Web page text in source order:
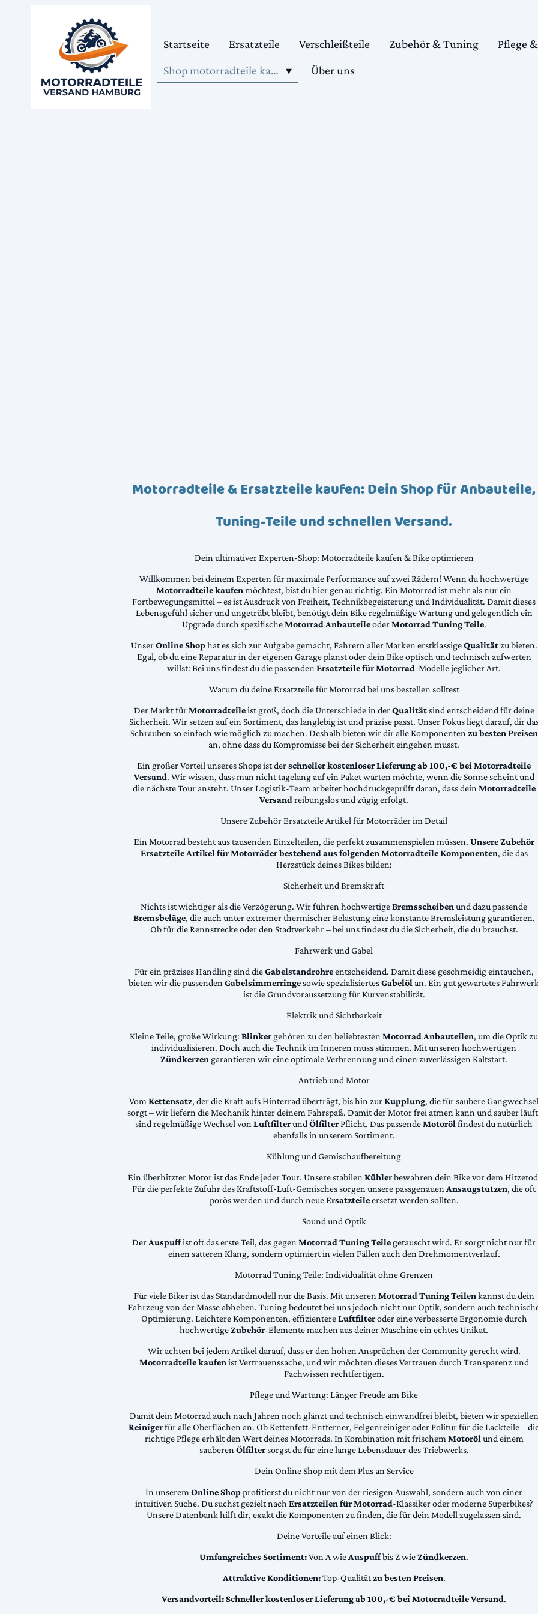
Startseite Ersatzteile Verschleißteile Zubehör & Tuning
Pflege
Shop motorradteile kaufen
Über uns
Motorradteile & Ersatzteile kaufen: Dein Shop für Anbauteile,
Tuning-Teile und schnellen Versand.
Dein ultimativer Experten-Shop: Motorradteile kaufen & Bike optimieren
Willkommen bei deinem Experten für maximale Performance auf zwei Rädern! Wenn du hochwertige
Motorradteile kaufenmöchtest, bist du hier genau richtig. Ein Motorrad ist mehr als nur ein
Fortbewegungsmittel – es ist Ausdruck von Freiheit, Technikbegeisterung und Individualität. Damit dieses
Lebensgefühl sicher und ungetrübt bleibt, benötigt dein Bike regelmäßige Wartung und gelegentlich ein
Upgrade durch spezifischeMotorrad AnbauteileoderMotorrad Tuning Teile.
UnserOnline Shophat es sich zur Aufgabe gemacht, Fahrern aller Marken erstklassigeQualitätzu bieten.
Egal, ob du eine Reparatur in der eigenen Garage planst oder dein Bike optisch und technisch aufwerten
willst: Bei uns findest du die passendenErsatzteile für Motorrad-Modelle jeglicher Art.
Warum du deine Ersatzteile für Motorrad bei uns bestellen solltest
Der Markt fürMotorradteileist groß, doch die Unterschiede in derQualitätsind entscheidend für deine
Sicherheit. Wir setzen auf ein Sortiment, das langlebig ist und präzise passt. Unser Fokus liegt darauf, dir
Schrauben so einfach wie möglich zu machen. Deshalb bieten wir dir alle Komponentenzu besten Preisen
an, ohne dass du Kompromisse bei der Sicherheit eingehen musst.
Ein großer Vorteil unseres Shops ist derschneller kostenloser Lieferung ab 100,-€ bei Motorradteile
Versand. Wir wissen, dass man nicht tagelang auf ein Paket warten möchte, wenn die Sonne scheint und
die nächste Tour ansteht. Unser Logistik-Team arbeitet hochdruckgeprüft daran, dass deinMotorradteile
Versandreibungslos und zügig erfolgt.
Unsere Zubehör Ersatzteile Artikel für Motorräder im Detail
Ein Motorrad besteht aus tausenden Einzelteilen, die perfekt zusammenspielen müssen. Unsere Zubehör
Ersatzteile Artikel für Motorräder bestehend aus folgenden Motorradteile Komponenten, die das
Herzstück deines Bikes bilden:
Sicherheit und Bremskraft
Nichts ist wichtiger als die Verzögerung. Wir führen hochwertigeBremsscheibenund dazu passende
Bremsbeläge, die auch unter extremer thermischer Belastung eine konstante Bremsleistung garantieren.
Ob für die Rennstrecke oder den Stadtverkehr – bei uns findest du die Sicherheit, die du brauchst.
Fahrwerk und Gabel
Für ein präzises Handling sind dieGabelstandrohreentscheidend. Damit diese geschmeidig eintauchen,
bieten wir die passendenGabelsimmerringesowie spezialisiertesGabelöl an. Ein gut gewartetes
ist die Grundvoraussetzung für Kurvenstabilität.
Elektrik und Sichtbarkeit
Kleine Teile, große Wirkung: Blinker gehören zu den beliebtestenMotorrad Anbauteilen, um die Optik zu
individualisieren. Doch auch die Technik im Inneren muss stimmen. Mit unseren hochwertigen
Zündkerzen garantieren wir eine optimale Verbrennung und einen zuverlässigen Kaltstart.
Antrieb und Motor
VomKettensatz, der die Kraft aufs Hinterrad überträgt, bis hin zurKupplung, die für saubere Gangwechsel
sorgt – wir liefern die Mechanik hinter deinem Fahrspaß. Damit der Motor frei atmen kann und sauber
sind regelmäßige Wechsel vonLuftfilterundÖlfilterPflicht. Das passendeMotorölfindest du natürlich
ebenfalls in unserem Sortiment.
Kühlung und Gemischaufbereitung
Ein überhitzter Motor ist das Ende jeder Tour. Unsere stabilenKühlerbewahren dein Bike vor dem
Für die perfekte Zufuhr des Kraftstoff-Luft-Gemisches sorgen unsere passgenauenAnsaugstutzen, die oft
porös werden und durch neueErsatzteileersetzt werden sollten.
Sound und Optik
DerAuspuffist oft das erste Teil, das gegenMotorrad Tuning Teile getauscht wird. Er sorgt nicht nur für
einen satteren Klang, sondern optimiert in vielen Fällen auch den Drehmomentverlauf.
Motorrad Tuning Teile: Individualität ohne Grenzen
Für viele Biker ist das Standardmodell nur die Basis. Mit unserenMotorrad Tuning Teilenkannst du dein
Fahrzeug von der Masse abheben. Tuning bedeutet bei uns jedoch nicht nur Optik, sondern auch
Optimierung. Leichtere Komponenten, effizientereLuftfilteroder eine verbesserte Ergonomie durch
hochwertigeZubehör-Elemente machen aus deiner Maschine ein echtes Unikat.
Wir achten bei jedem Artikel darauf, dass er den hohen Ansprüchen der Community gerecht wird.
Motorradteile kaufenist Vertrauenssache, und wir möchten dieses Vertrauen durch Transparenz und
Fachwissen rechtfertigen.
Pflege und Wartung: Länger Freude am Bike
Damit dein Motorrad auch nach Jahren noch glänzt und technisch einwandfrei bleibt, bieten wir speziellen
Reinigerfür alle Oberflächen an. Ob Kettenfett-Entferner, Felgenreiniger oder Politur für die Lackteile –
richtige Pflege erhält den Wert deines Motorrads. In Kombination mit frischemMotorölund einem
sauberenÖlfiltersorgst du für eine lange Lebensdauer des Triebwerks.
Dein Online Shop mit dem Plus an Service
In unseremOnline Shopprofitierst du nicht nur von der riesigen Auswahl, sondern auch von einer
intuitiven Suche. Du suchst gezielt nachErsatzteilen für Motorrad-Klassiker oder moderne Superbikes?
Unsere Datenbank hilft dir, exakt die Komponenten zu finden, die für dein Modell zugelassen sind.
Deine Vorteile auf einen Blick:
Umfangreiches Sortiment:Von A wieAuspuffbis Z wieZündkerzen.
Attraktive Konditionen:Top-Qualitätzu besten Preisen.
Versandvorteil:Schneller kostenloser Lieferung ab 100,-€ bei Motorradteile Versand.